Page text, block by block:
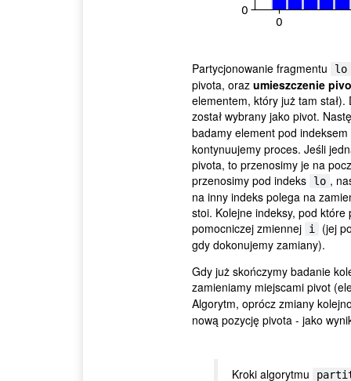
Partycjonowanie fragmentu lo
pivota, oraz umieszczenie
elementem, który już tam
został wybrany jako pivot.
badamy element pod indeksem
kontynuujemy proces. Jeśli
pivota, to przenosimy je na
przenosimy pod indeks
lo ,
na inny indeks polega na
stoi. Kolejne indeksy, pod
pomocniczej zmiennej
i
(jej
gdy dokonujemy zamiany).
Gdy już skończymy badanie
zamieniamy miejscami pivot
Algorytm, oprócz zmiany
nową pozycję pivota - jako
Kroki algorytmu